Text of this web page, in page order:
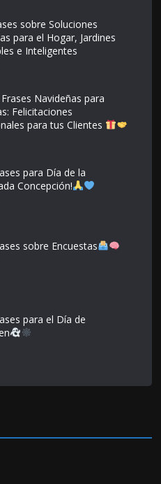
sobre Soluciones
para el Hogar, Jardines
e Inteligentes
Navideñas para
Felicitaciones
para tus Clientes
para Día de la
Concepción!
sobre Encuestas
para el Día de